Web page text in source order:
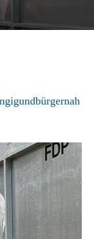
rgernah